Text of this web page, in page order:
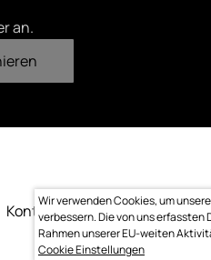
an.
KontaktImpressum
Wir verwenden Cookies, um
verbessern. Die von uns erfassten
Rahmen unserer EU-weiten
Cookie Einstellungen